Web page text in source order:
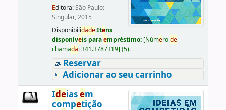
Editora:São Paulo:
Singular, 2015
Disponibilidade:Itens
disponíveis paraempréstimo: [Númerode
chamada:341.3787 I19] (5).
Reservar
Adicionar ao seu carrinho
Ideiasem
competição